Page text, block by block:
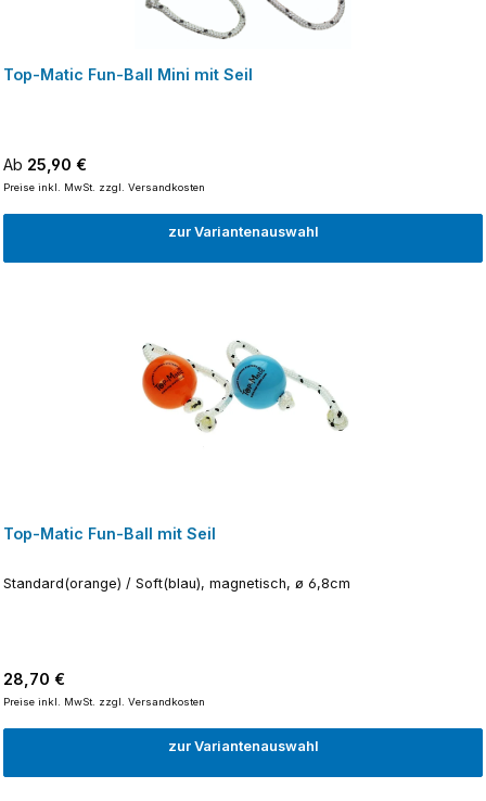
Top-Matic Fun-Ball Mini mit Seil
Regulärer Preis:
Ab 25,90 €
Preise inkl. MwSt. zzgl. Versandkosten
zur Variantenauswahl
Top-Matic Fun-Ball mit Seil
Standard(orange) / Soft(blau), magnetisch, ø 6,8cm
Regulärer Preis:
28,70 €
Preise inkl. MwSt. zzgl. Versandkosten
zur Variantenauswahl